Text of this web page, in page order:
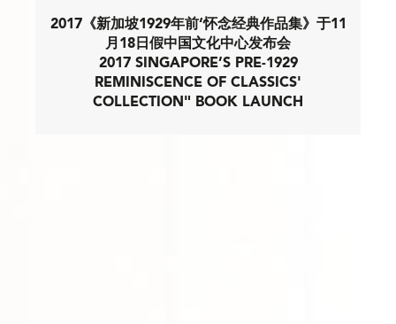
2017《新加坡1929年前‘怀念经典作品集》于11
月18日假中国文化中心发布会​
2017 SINGAPORE’S PRE-1929
REMINISCENCE OF CLASSICS'
COLLECTION" BOOK LAUNCH